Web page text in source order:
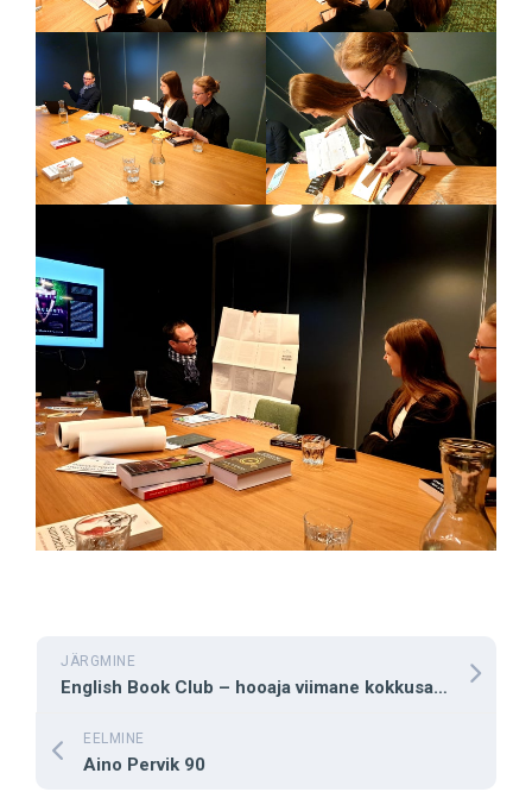
JÄRGMINE
English Book Club – hooaja viimane kokkusaamine toimub 07.05.2022.
EELMINE
Aino Pervik 90